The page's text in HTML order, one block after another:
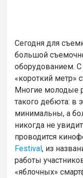
Сегодня для
большой
оборудованием. С
«короткий метр»
Многие молодые
такого дебюта: в
минимальны, а
никогда не
проводится
Festival, из
работы
«яблочных»